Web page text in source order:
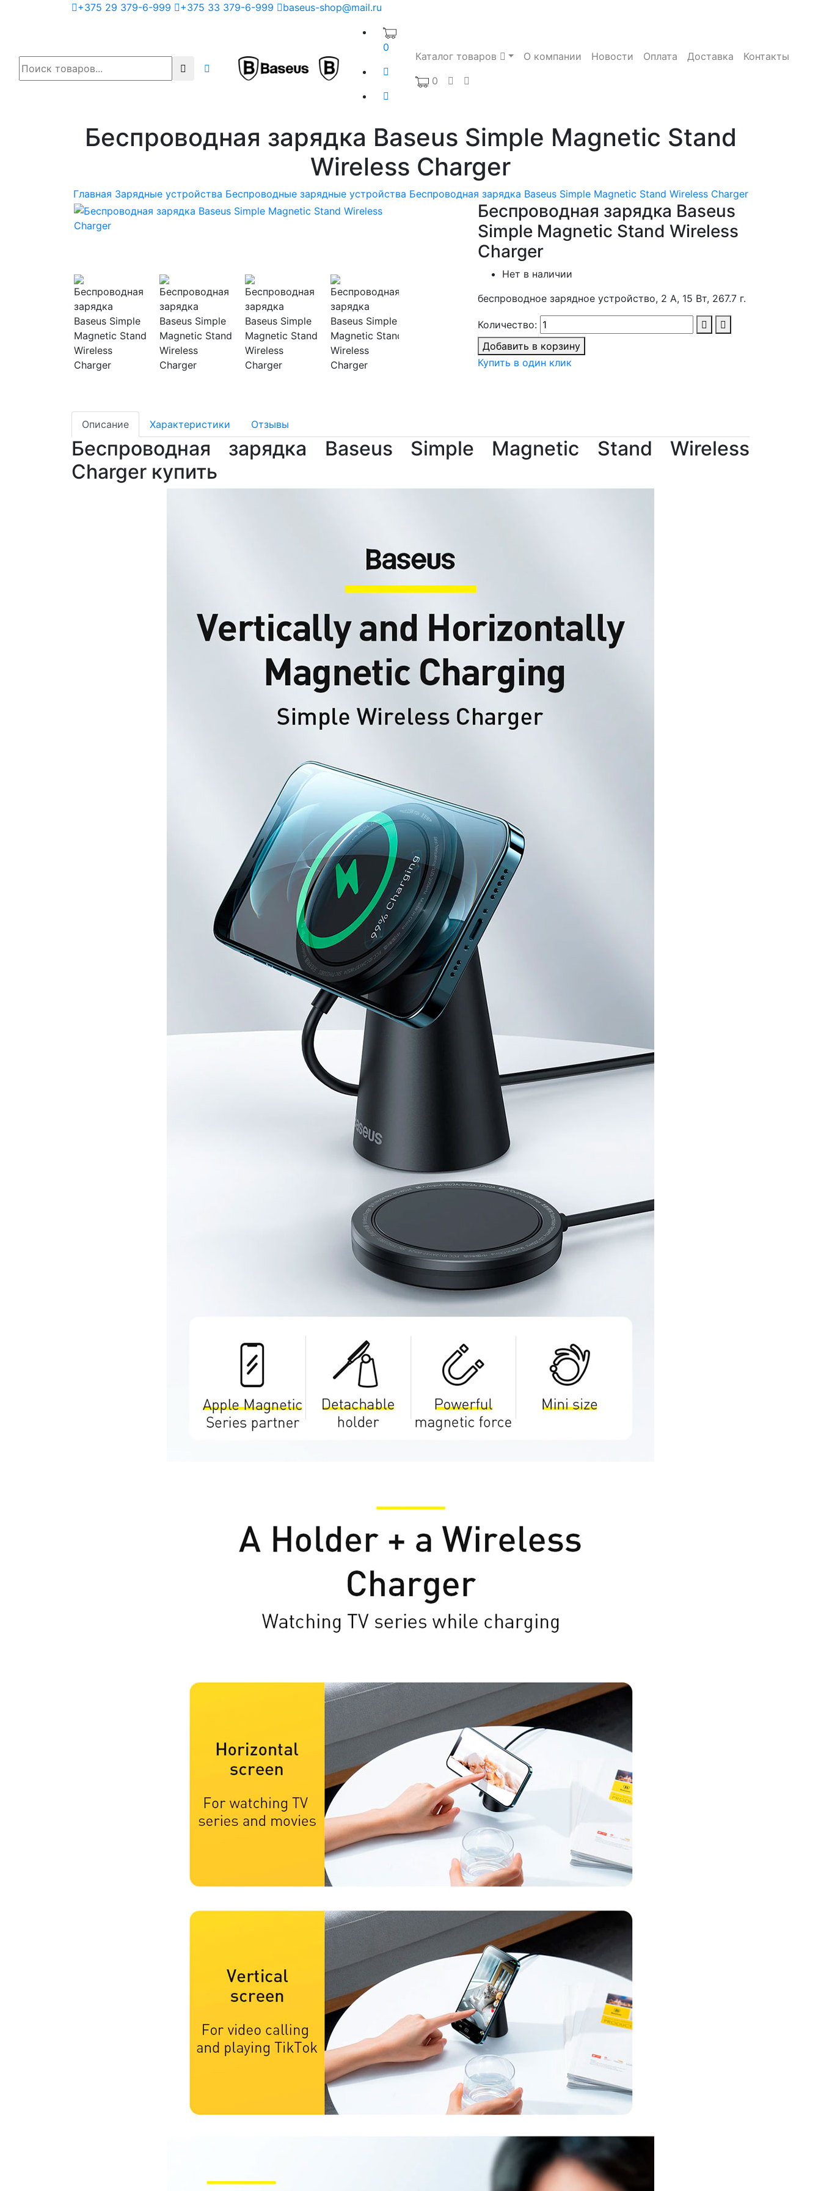
+375 29 379-6-999 +375 33 379-6-999 baseus-shop@mail.ru
0
Каталог товаров О компании Новости Оплата Доставка
Контакты
0
Беспроводная зарядка Baseus Simple Magnetic Stand
Wireless Charger
Главная Зарядные устройства Беспроводные зарядные устройства Беспроводная зарядка Baseus Simple Magnetic Stand Wireless Charger
Беспроводная зарядка Baseus
Simple Magnetic Stand Wireless
Charger
Нет в наличии
беспроводное зарядное устройство, 2 А, 15 Вт, 267.7 г.
Количество:
Добавить в корзину
Купить в один клик
Описание Характеристики Отзывы
Беспроводная зарядка Baseus Simple Magnetic Stand Wireless
Charger купить